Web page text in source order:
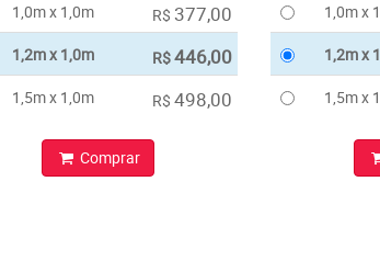
1,0m x 1,0m
R$ 377,00
1,2m x 1,0m R$446,00
1,5m x 1,0m R$ 498,00
Comprar
1,0m x
1,2m x
1,5m x